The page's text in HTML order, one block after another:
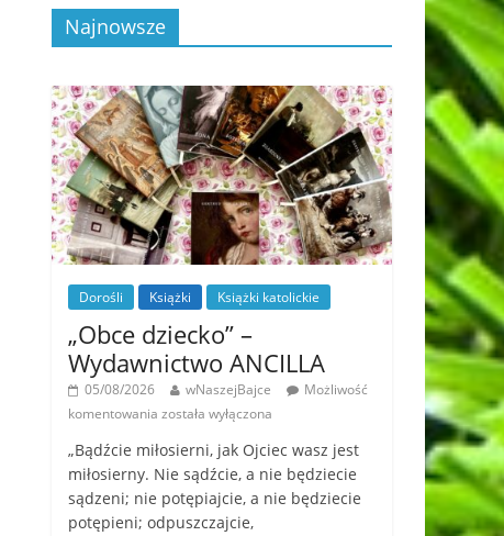
Najnowsze
Dorośli Książki Książki katolickie
„Obce dziecko” –
Wydawnictwo ANCILLA
05/08/2026 wNaszejBajce
Możliwość
komentowania została wyłączona
„Bądźcie miłosierni, jak Ojciec wasz jest
miłosierny. Nie sądźcie, a nie będziecie
sądzeni; nie potępiajcie, a nie będziecie
potępieni; odpuszczajcie,